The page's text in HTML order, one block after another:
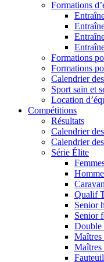
Formations
Formations
Formations
Calendrier
Sport sain et
Location
Compétitions
Résultats
Calendrier
Calendrier
Série Élite
Qualif
Senior
Senior
Maîtres
Maîtres